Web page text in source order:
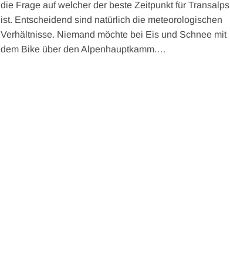
die Frage auf welcher der beste Zeitpunkt für Transalps
ist. Entscheidend sind natürlich die meteorologischen
Verhältnisse. Niemand möchte bei Eis und Schnee mit
dem Bike über den Alpenhauptkamm.…